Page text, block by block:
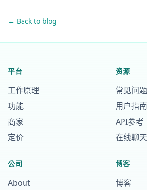
← Back to blog
平台
工作原理
功能
商家
定价
资源
常见问
用户指南
API参考
在线聊
公司
About
博客
博客